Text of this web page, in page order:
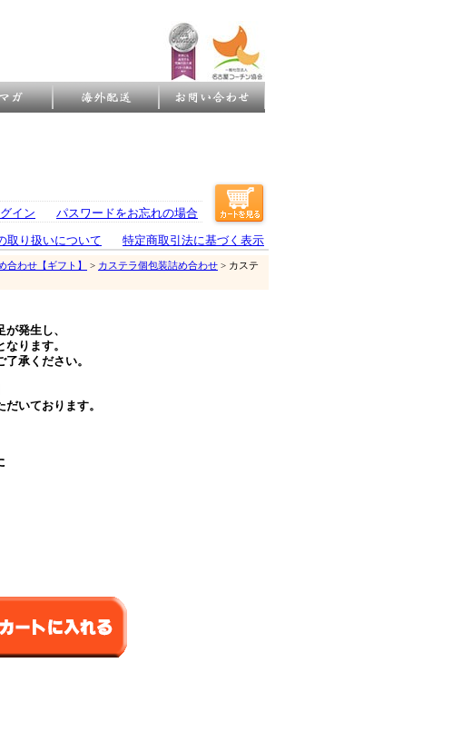
イン パスワードをお忘れの場合
取り扱いについて 特定商取引法に基づく表示
合わせ【ギフト】 > カステラ個包装詰め合わせ > カステ
発生し、
ります。
承ください。
いております。